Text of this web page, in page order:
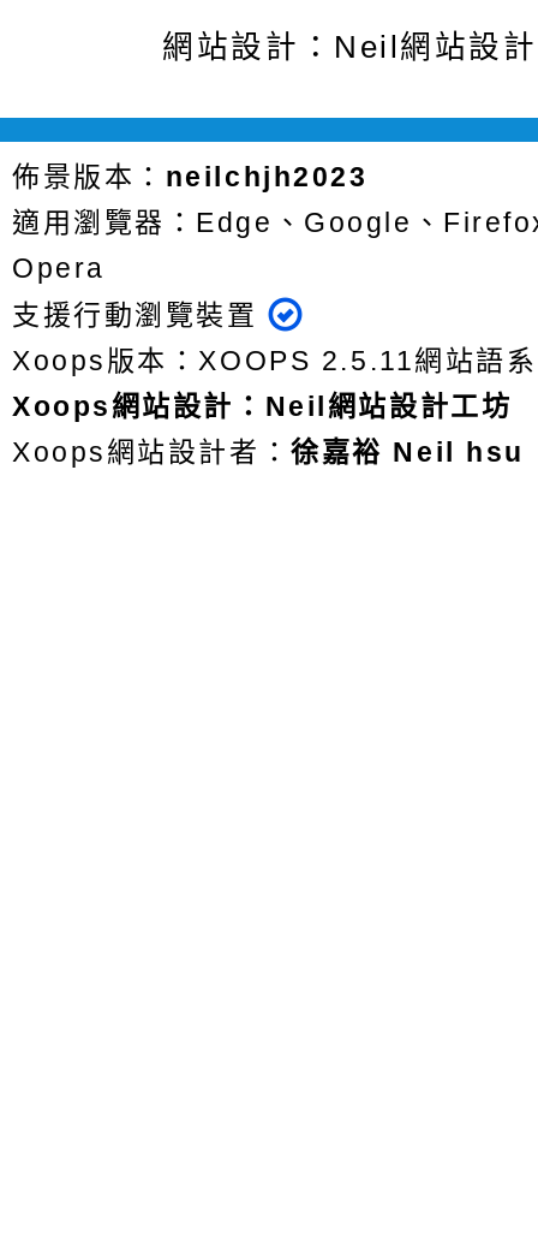
網站設計：Neil網站設
佈景版本： neilchjh2023
適用瀏覽器：Edge、Google、
Opera
支援行動瀏覽裝置
Xoops版本：XOOPS 2.5.11網站語
Xoops網站設計 ： Neil網站設計工坊
Xoops網站設計者：徐嘉裕 Neil hsu